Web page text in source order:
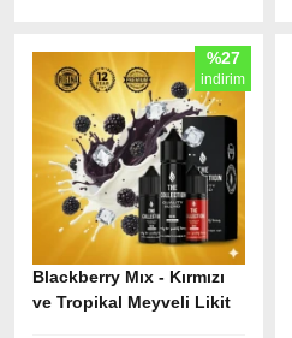
Blackberry Mıx - Kırmızı
ve Tropikal Meyveli Likit
%27
indirim